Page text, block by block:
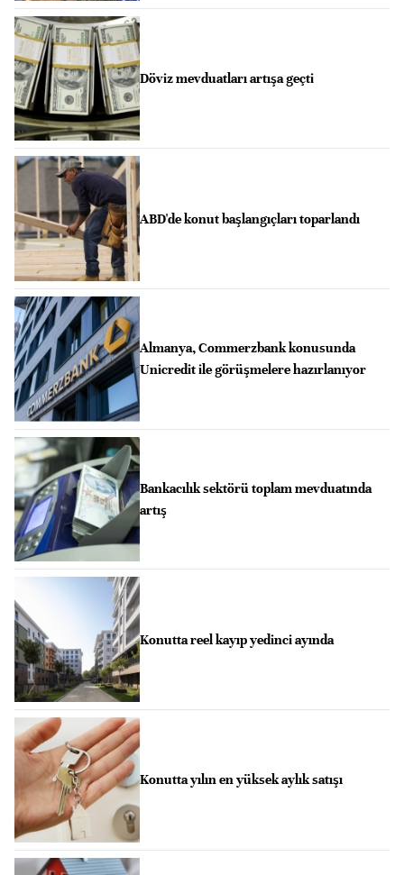
Döviz mevduatları artışa geçti
ABD'de konut başlangıçları toparlandı
Almanya, Commerzbank konusunda
Unicredit ile görüşmelere hazırlanıyor
Bankacılık sektörü toplam mevduatında
artış
Konutta reel kayıp yedinci ayında
Konutta yılın en yüksek aylık satışı